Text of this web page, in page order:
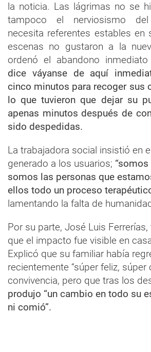
la noticia. Las lágrimas no se
tampoco el nerviosismo
necesita referentes estables en
escenas no gustaron a la
ordenó el abandono
dice váyanse de aquí
cinco minutos para recoger sus
lo que tuvieron que dejar su
apenas minutos después de
sido despedidas.
La trabajadora social insistió en
generado a los usuarios;
somos las personas que
ellos todo un proceso
lamentando la falta de
Por su parte, José Luis
que el impacto fue visible en
Explicó que su familiar había
recientemente “súper feliz, súper
convivencia, pero que tras los
produjo “un cambio en todo su
ni comió”.